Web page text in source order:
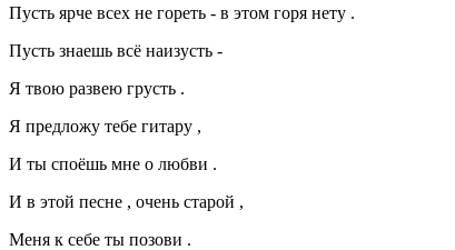
Пусть ярче всех не гореть - в этом горя нету .
Пусть знаешь всё наизусть -
Я твою развею грусть .
Я предложу тебе гитару ,
И ты споёшь мне о любви .
И в этой песне , очень старой ,
Меня к себе ты позови .